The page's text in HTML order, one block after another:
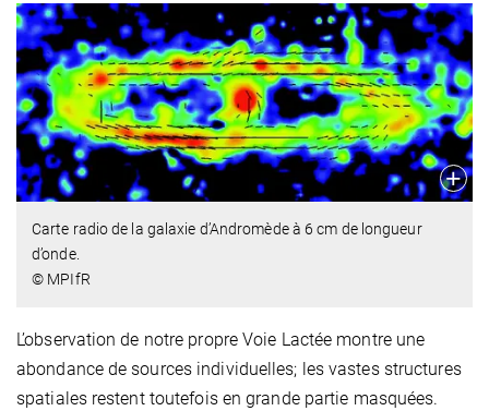
Carte radio de la galaxie d’Andromède à 6 cm de longueur
d’onde.
© MPIfR
L’observation de notre propre Voie Lactée montre une
abondance de sources individuelles; les vastes structures
spatiales restent toutefois en grande partie masquées.